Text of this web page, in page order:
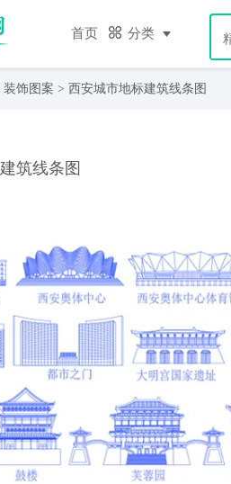
首页 分类
装饰图案 > 西安城市地标建筑线条图
筑线条图